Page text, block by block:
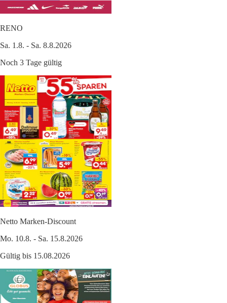
RENO
Sa. 1.8. - Sa. 8.8.2026
Noch 3 Tage gültig
Netto Marken-Discount
Mo. 10.8. - Sa. 15.8.2026
Gültig bis 15.08.2026